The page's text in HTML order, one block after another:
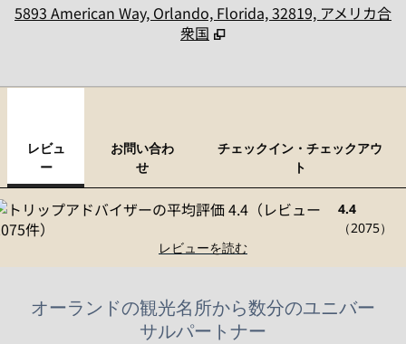
5893 American Way, Orlando, Florida, 32819, アメリカ合
衆国
,
レビュ
ー
お問い合わ
せ
お問い合わせ チェックイン・チェックアウ
ト
4.4
（2075）
レビューを読む
オーランドの観光名所から数分のユニバー
サルパートナー